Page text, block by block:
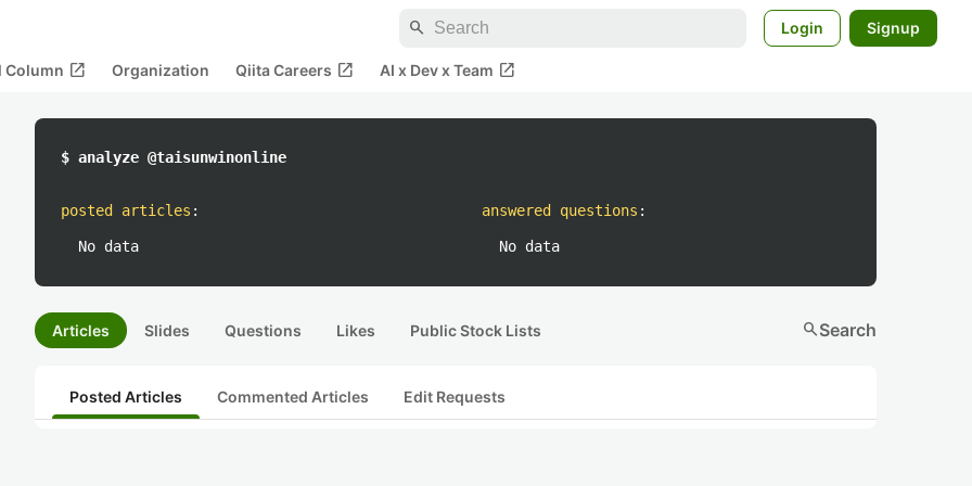
search Login Signup
Column open_in_new Organization Qiita Careers open_in_new AI x Dev x Team open_in_new
$ analyze @taisunwinonline
posted articles :
No data
answered questions :
No data
Articles Slides Questions Likes Public Stock Lists searchSearch
Posted Articles Commented Articles Edit Requests